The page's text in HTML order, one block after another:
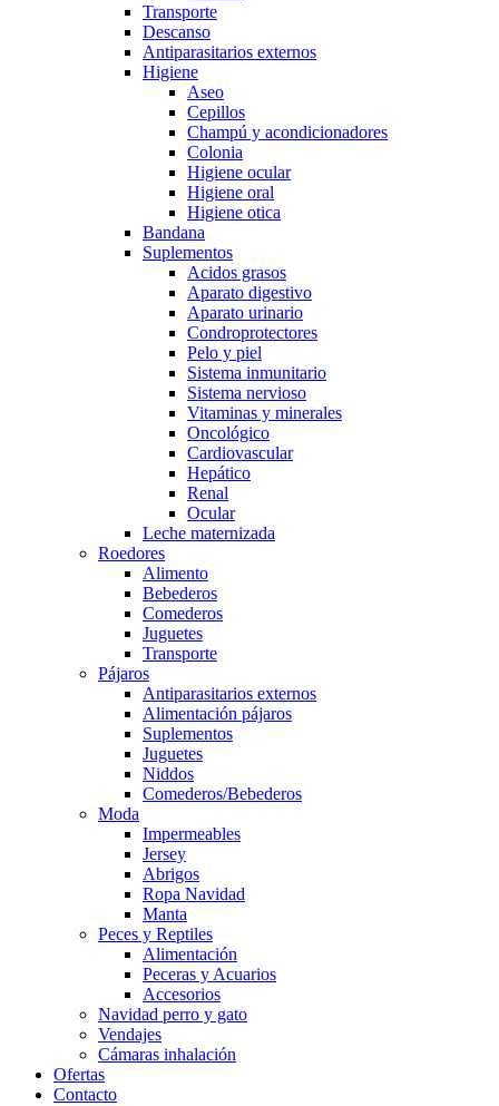
Transporte
Descanso
Antiparasitarios externos
Higiene
Aseo
Cepillos
Champú y acondicionadores
Colonia
Higiene ocular
Higiene oral
Higiene otica
Bandana
Suplementos
Acidos grasos
Aparato digestivo
Aparato urinario
Condroprotectores
Pelo y piel
Sistema inmunitario
Sistema nervioso
Vitaminas y minerales
Oncológico
Cardiovascular
Hepático
Renal
Ocular
Leche maternizada
Roedores
Alimento
Bebederos
Comederos
Juguetes
Transporte
Pájaros
Antiparasitarios externos
Alimentación pájaros
Suplementos
Juguetes
Niddos
Comederos/Bebederos
Moda
Impermeables
Jersey
Abrigos
Ropa Navidad
Manta
Peces y Reptiles
Alimentación
Peceras y Acuarios
Accesorios
Navidad perro y gato
Vendajes
Cámaras inhalación
Ofertas
Contacto